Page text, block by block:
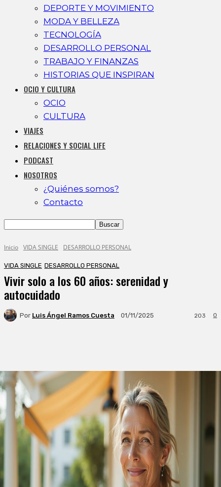
DEPORTE Y MOVIMIENTO
MODA Y BELLEZA
TECNOLOGÍA
DESARROLLO PERSONAL
TRABAJO Y FINANZAS
HISTORIAS QUE INSPIRAN
OCIO Y CULTURA
OCIO
CULTURA
VIAJES
RELACIONES Y SOCIAL LIFE
PODCAST
NOSOTROS
¿Quiénes somos?
Contacto
Inicio VIDA SINGLE DESARROLLO PERSONAL
VIDA SINGLE DESARROLLO PERSONAL
Vivir solo a los 60 años: serenidad y
autocuidado
Por Luis Ángel Ramos Cuesta 01/11/2025 0
203